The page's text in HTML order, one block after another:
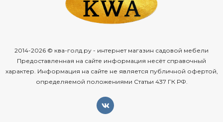
2014-2026 © ква-голд.ру - интернет магазин садовой мебели
Предоставленная на сайте информация несёт справочный
характер. Информация на сайте не является публичной офертой,
определяемой положениями Статьи 437 ГК РФ.